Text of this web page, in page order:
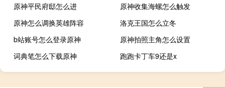
原神平民府邸怎么进
原神收集海螺怎么触发
原神怎么调换英雄阵容
洛克王国怎么立冬
b站账号怎么登录原神
原神拍照主角怎么设置
词典笔怎么下载原神
跑跑卡丁车9还是x